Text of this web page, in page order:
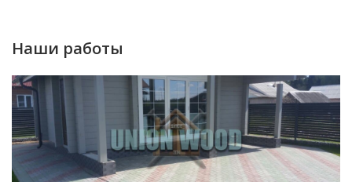
Наши работы